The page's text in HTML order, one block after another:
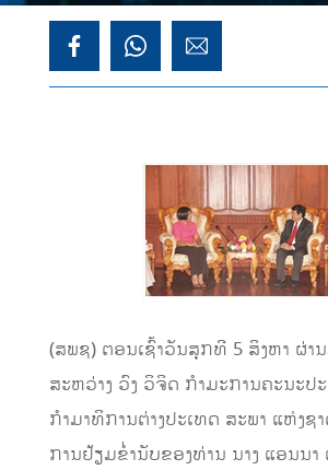
(ສພຊ) ຕອນເຊົ້າວັນສຸກທີ 5 ສິງຫາ ຜ່າ
ສະຫວ່າງ ວົງ ວິຈິດ ກຳມະການຄະນະປ
ກຳມາທິການຕ່າງປະເທດ ສະພາ ແຫ່ງຊ
ການຢ້ຽມຂໍ່ານັບຂອງທ່ານ ນາງ ແອນນາ